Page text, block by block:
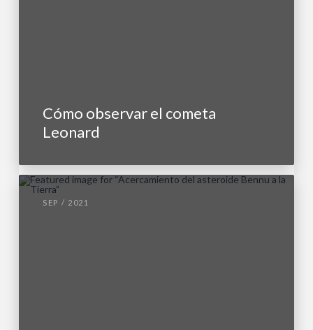
Cómo observar el cometa
Leonard
SEP / 2021